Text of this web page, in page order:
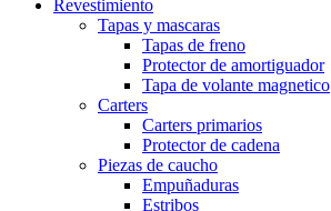
Revestimiento
Tapas y mascaras
Tapas de freno
Protector de amortiguador
Tapa de volante magnetico
Carters
Carters primarios
Protector de cadena
Piezas de caucho
Empuñaduras
Estribos